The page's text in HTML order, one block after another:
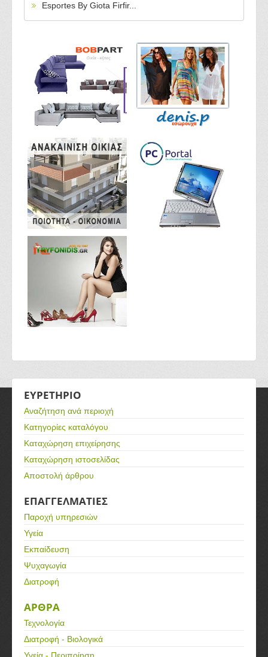
Esportes By Giota Firfir...
ΕΥΡΕΤΗΡΙΟ
Αναζήτηση ανά περιοχή
Κατηγορίες καταλόγου
Καταχώρηση επιχείρησης
Καταχώρηση ιστοσελίδας
Αποστολή άρθρου
ΕΠΑΓΓΕΛΜΑΤΙΕΣ
Παροχή υπηρεσιών
Υγεία
Εκπαίδευση
Ψυχαγωγία
Διατροφή
ΑΡΘΡΑ
Τεχνολογία
Διατροφή - Βιολογικά